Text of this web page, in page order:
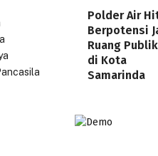
Polder Air
Berpotensi
Ruang
di Kota
Samarinda